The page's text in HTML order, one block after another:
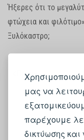
μας να
παρέχουμε
δικτύωσης
Ήξερες ότι το
φτώχεια και
Ξυλόκαστρο;
Προηγ